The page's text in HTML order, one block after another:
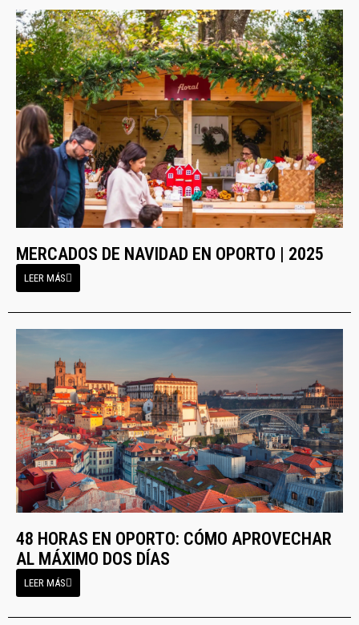
MERCADOS DE NAVIDAD EN OPORTO | 2025
LEER MÁS
48 HORAS EN OPORTO: CÓMO APROVECHAR
AL MÁXIMO DOS DÍAS
LEER MÁS